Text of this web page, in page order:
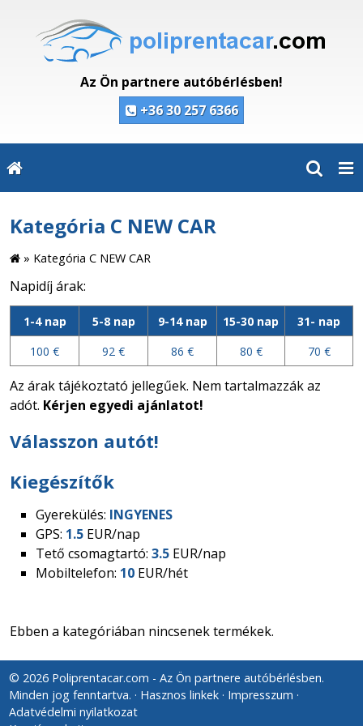
Az Ön partnere autóbérlésben!
+36 30 257 6366
Kategória C NEW CAR
» Kategória C NEW CAR
Napidíj árak:
1-4 nap 5-8 nap 9-14 nap 15-30 nap
31- nap
100 €
92 € 86 € 80 € 70 €
Az árak tájékoztató jellegűek. Nem tartalmazzák az
adót. Kérjen egyedi ajánlatot!
Válasszon autót!
Kiegészítők
Gyerekülés: INGYENES
GPS: 1.5 EUR/nap
Tető csomagtartó: 3.5 EUR/nap
Mobiltelefon: 10 EUR/hét
Ebben a kategóriában nincsenek termékek.
© 2026 Poliprentacar.com - Az Ön partnere autóbérlésben.
Minden jog fenntartva.
Hasznos linkek
Impresszum
Adatvédelmi nyilatkozat